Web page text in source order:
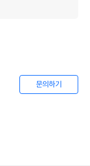
문의하기